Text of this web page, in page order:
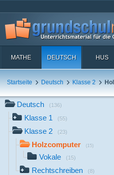
MATHE DEUTSCH HUS
Startseite Deutsch Klasse 2
Deutsch (136)
Klasse 1 (55)
Klasse 2 (23)
Holzcomputer (15)
Vokale (15)
Rechtschreiben (8)